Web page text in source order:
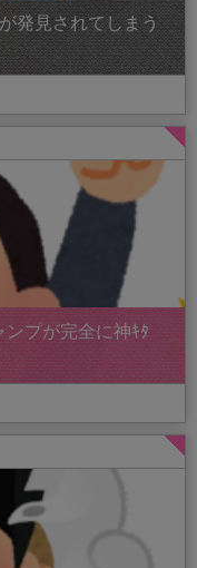
発見されてしまう
プが完全に神ｷﾀ